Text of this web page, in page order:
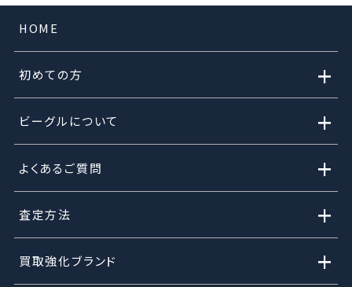
HOME
初めての方 +
ビーグルについて +
よくあるご質問 +
査定方法 +
買取強化ブランド +